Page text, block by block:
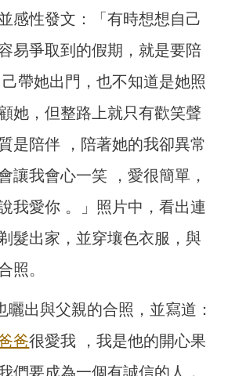
感性發文：「有時想想自己
易爭取到的假期，就是要陪
帶她出門，也不知道是她照
她，但整路上就只有歡笑聲
是陪伴 ，陪著她的我卻異常
讓我會心一笑 ，愛很簡單，
我愛你 。」照片中，看出連
髮出家，並穿壤色衣服，與
照。
曬出與父親的合照，並寫道：
爸很愛我 ，我是他的開心果
們要成為一個有誠信的人，